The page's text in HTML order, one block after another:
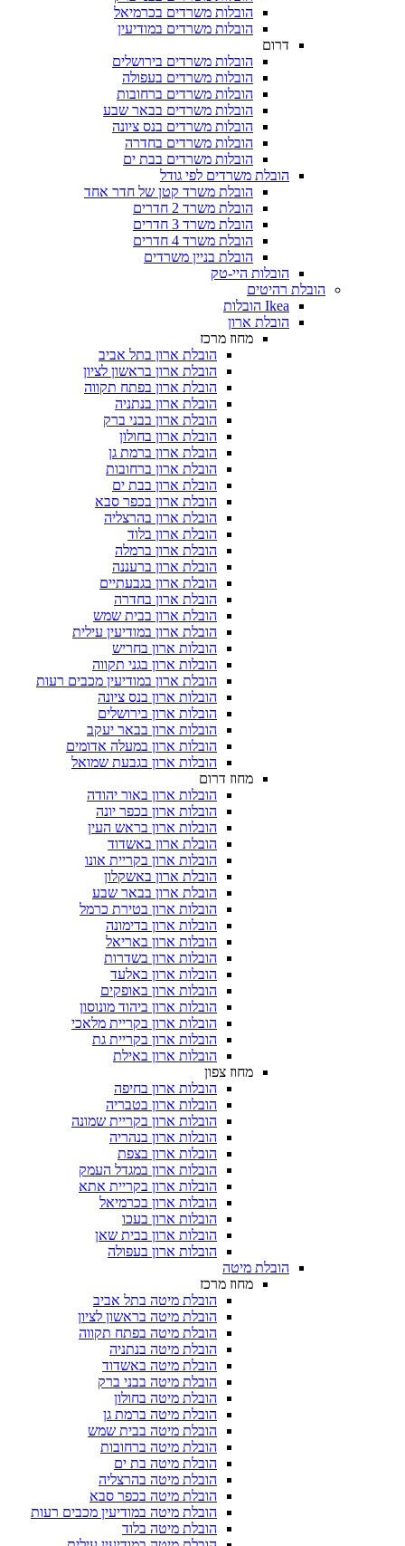
הובלות משרדים בכרמיאל
הובלות משרדים במודיעין
דרום
הובלות משרדים בירושלים
הובלות משרדים בעפולה
הובלות משרדים ברחובות
הובלות משרדים בבאר שבע
הובלות משרדים בנס ציונה
הובלות משרדים בחדרה
הובלות משרדים בבת ים
הובלת משרדים לפי גודל
הובלת משרד קטן של חדר אחד
הובלת משרד 2 חדרים
הובלת משרד 3 חדרים
הובלת משרד 4 חדרים
הובלת בניין משרדים
הובלות היי-טק
הובלת רהיטים
Ikea הובלות
הובלת ארון
מחוז מרכז
הובלת ארון בתל אביב
הובלת ארון בראשון לציון
הובלת ארון בפתח תקווה
הובלת ארון בנתניה
הובלת ארון בבני ברק
הובלת ארון בחולון
הובלת ארון ברמת גן
הובלת ארון ברחובות
הובלת ארון בבת ים
הובלת ארון בכפר סבא
הובלת ארון בהרצליה
הובלת ארון בלוד
הובלת ארון ברמלה
הובלת ארון ברעננה
הובלת ארון בגבעתיים
הובלת ארון בחדרה
הובלת ארון בבית שמש
הובלת ארון במודיעין עילית
הובלות ארון בחריש
הובלות ארון בגני תקווה
הובלת ארון במודיעין מכבים רעות
הובלות ארון בנס ציונה
הובלות ארון בירושלים
הובלות ארון בבאר יעקב
הובלות ארון במעלה אדומים
הובלות ארון בגבעת שמואל
מחוז דרום
הובלות ארון באור יהודה
הובלות ארון בכפר יונה
הובלות ארון בראש העין
הובלת ארון באשדוד
הובלות ארון בקריית אונו
הובלת ארון באשקלון
הובלת ארון בבאר שבע
הובלות ארון בטירת כרמל
הובלות ארון בדימונה
הובלות ארון באריאל
הובלות ארון בשדרות
הובלות ארון באלעד
הובלות ארון באופקים
הובלות ארון ביהוד מונוסון
הובלות ארון בקריית מלאכי
הובלות ארון בקריית גת
הובלות ארון באילת
מחוז צפון
הובלות ארון בחיפה
הובלות ארון בטבריה
הובלות ארון בקריית שמונה
הובלות ארון בנהריה
הובלות ארון בצפת
הובלות ארון במגדל העמק
הובלות ארון בקריית אתא
הובלות ארון בכרמיאל
הובלות ארון בעכו
הובלות ארון בבית שאן
הובלות ארון בעפולה
הובלת מיטה
מחוז מרכז
הובלת מיטה בתל אביב
הובלת מיטה בראשון לציון
הובלת מיטה בפתח תקווה
הובלת מיטה בנתניה
הובלת מיטה באשדוד
הובלת מיטה בבני ברק
הובלת מיטה בחולון
הובלת מיטה ברמת גן
הובלת מיטה בבית שמש
הובלת מיטה ברחובות
הובלת מיטה בת ים
הובלת מיטה בהרצליה
הובלת מיטה בכפר סבא
הובלת מיטה במודיעין מכבים רעות
הובלת מיטה בלוד